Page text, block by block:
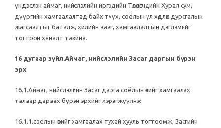
үндэслэн аймаг, нийслэлийн иргэдийн Төлөөлөгчдийн Хурал сум,
дүүргийн хамгаалалтад байх түүх, соёлын үл хөдлөх дурсгалын
жагсаалтыг баталж, хилийн зааг, хамгаалалтын дэглэмийг
тогтоон хяналт тавина.
16 дугаар зүйл.Аймаг, нийслэлийн Засаг даргын бүрэн
эрх
16.1.Аймаг, нийслэлийн Засаг дарга соёлын өвийг хамгаалах
талаар дараах бүрэн эрхийг хэрэгжүүлнэ:
16.1.1.соёлын өвийг хамгаалах тухай хууль тогтоомж, Засгийн